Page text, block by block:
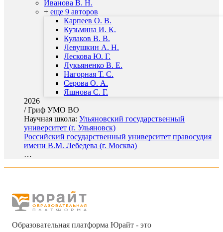
Иванова В. Н.
+ еще 9 авторов
Карпеев О. В.
Кузьмина И. К.
Кулаков В. В.
Левушкин А. Н.
Лескова Ю. Г.
Лукьяненко В. Е.
Нагорная Т. С.
Серова О. А.
Яшнова С. Г.
2026
/Гриф УМО ВО
Научная школа: Ульяновский государственный
университет (г. Ульяновск)
Российский государственный университет правосудия
имени В.М. Лебедева (г. Москва)
…
Образовательная платформа Юрайт - это